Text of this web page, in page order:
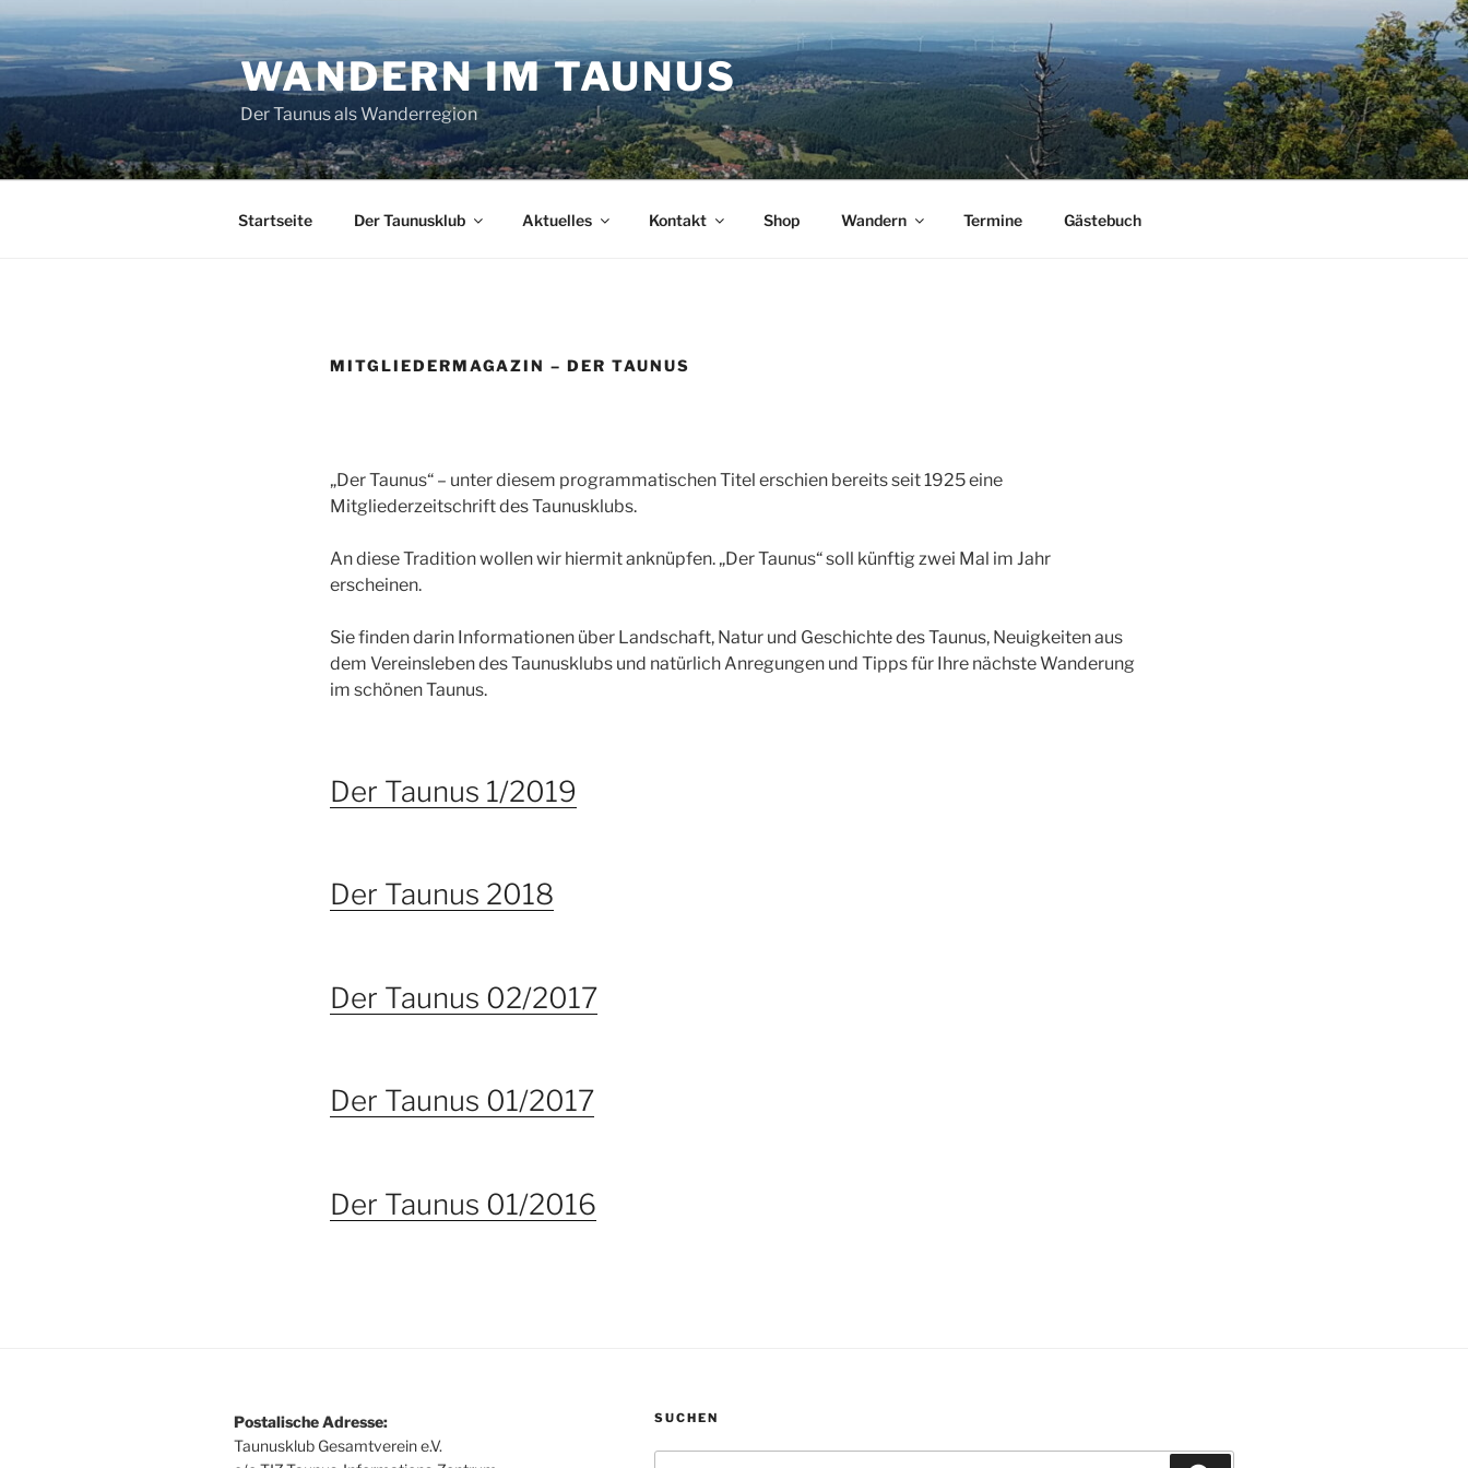
Zum
Inhalt
springen
WANDERN IM TAUNUS
Der Taunus als Wanderregion
Startseite Der Taunusklub Aktuelles Kontakt Shop Wandern Termine Gästebuch
MITGLIEDERMAGAZIN – DER TAUNUS
„Der Taunus“ – unter diesem programmatischen Titel erschien bereits seit 1925 eine
Mitgliederzeitschrift des Taunusklubs.
An diese Tradition wollen wir hiermit anknüpfen. „Der Taunus“ soll künftig zwei Mal im Jahr
erscheinen.
Sie finden darin Informationen über Landschaft, Natur und Geschichte des Taunus, Neuigkeiten aus
dem Vereinsleben des Taunusklubs und natürlich Anregungen und Tipps für Ihre nächste Wanderung
im schönen Taunus.
Der Taunus 1/2019
Der Taunus 2018
Der Taunus 02/2017
Der Taunus 01/2017
Der Taunus 01/2016
Postalische Adresse:
Taunusklub Gesamtverein e.V.
SUCHEN